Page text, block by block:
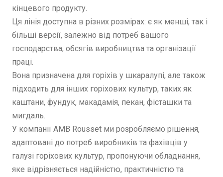
кінцевого продукту.
Ця лінія доступна в різних розмірах: є як менші, так і
більші версії, залежно від потреб вашого
господарства, обсягів виробництва та організації
праці.
Вона призначена для горіхів у шкаралупі, але також
підходить для інших горіхових культур, таких як
каштани, фундук, макадамія, пекан, фісташки та
мигдаль.
У компанії AMB Rousset ми розробляємо рішення,
адаптовані до потреб виробників та фахівців у
галузі горіхових культур, пропонуючи обладнання,
яке відрізняється надійністю, практичністю та